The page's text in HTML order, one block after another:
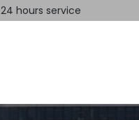
24 hours service